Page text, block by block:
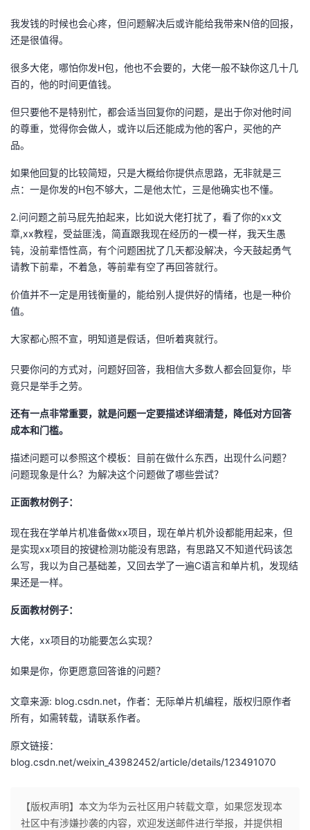
我发钱的时候也会心疼，但问题解决后或许能给我带来N倍的回报，
还是很值得。
很多大佬，哪怕你发H包，他也不会要的，大佬一般不缺你这几十几
百的，他的时间更值钱。
但只要他不是特别忙，都会适当回复你的问题，是出于你对他时间
的尊重，觉得你会做人，或许以后还能成为他的客户，买他的产
品。
如果他回复的比较简短，只是大概给你提供点思路，无非就是三
点：一是你发的H包不够大，二是他太忙，三是他确实也不懂。
2.问问题之前马屁先拍起来，比如说大佬打扰了，看了你的xx文
章,xx教程，受益匪浅，简直跟我现在经历的一模一样，我天生愚
钝，没前辈悟性高，有个问题困扰了几天都没解决，今天鼓起勇气
请教下前辈，不着急，等前辈有空了再回答就行。
价值并不一定是用钱衡量的，能给别人提供好的情绪，也是一种价
值。
大家都心照不宣，明知道是假话，但听着爽就行。
只要你问的方式对，问题好回答，我相信大多数人都会回复你，毕
竟只是举手之劳。
还有一点非常重要，就是问题一定要描述详细清楚，降低对方回答
成本和门槛。
描述问题可以参照这个模板：目前在做什么东西，出现什么问题？
问题现象是什么？为解决这个问题做了哪些尝试？
正面教材例子：
现在我在学单片机准备做xx项目，现在单片机外设都能用起来，但
是实现xx项目的按键检测功能没有思路，有思路又不知道代码该怎
么写，我以为自己基础差，又回去学了一遍C语言和单片机，发现结
果还是一样。
反面教材例子：
大佬，xx项目的功能要怎么实现？
如果是你，你更愿意回答谁的问题？
文章来源: blog.csdn.net，作者：无际单片机编程，版权归原作者
所有，如需转载，请联系作者。
原文链接：
blog.csdn.net/weixin_43982452/article/details/123491070
【版权声明】本文为华为云社区用户转载文章，如果您发现本
社区中有涉嫌抄袭的内容，欢迎发送邮件进行举报，并提供相